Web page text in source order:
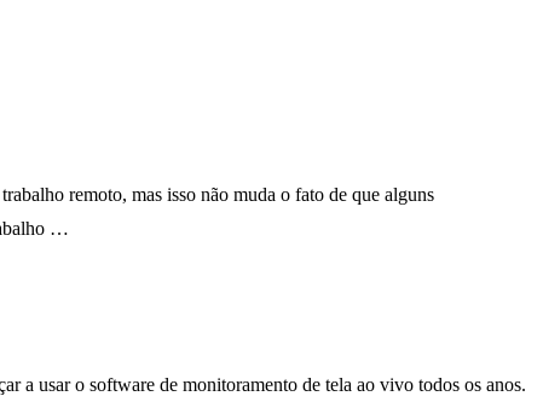
remoto, mas isso não muda o fato de que alguns
…
a usar o software de monitoramento de tela ao vivo todos os anos.